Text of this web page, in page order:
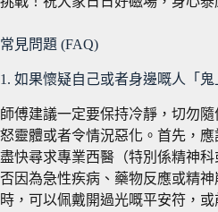
常見問題 (FAQ)
1. 如果懷疑自己或者身邊嘅人「
師傅建議一定要保持冷靜，切勿
怒靈體或者令情況惡化。首先，
盡快尋求專業西醫（特別係精神
否因為急性疾病、藥物反應或精
時，可以佩戴開過光嘅平安符，